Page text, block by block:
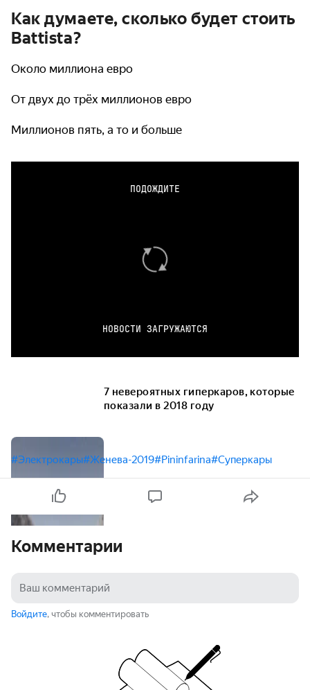
Как думаете, сколько будет стоить
Battista?
Около миллиона евро
От двух до трёх миллионов евро
Миллионов пять, а то и больше
ПОДОЖДИТЕ
НОВОСТИ ЗАГРУЖАЮТСЯ
7 невероятных гиперкаров, которые
показали в 2018 году
#Электрокары#Женева-2019#Pininfarina#Суперкары
Комментарии
Войдите, чтобы комментировать